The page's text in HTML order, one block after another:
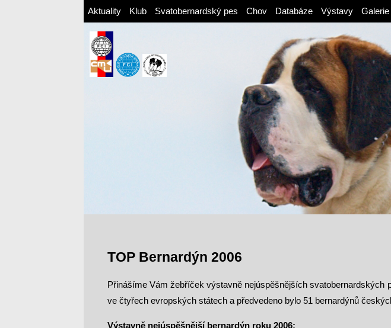
Aktuality Klub Svatobernardský pes Chov Databáze Výstavy Galerie
TOP Bernardýn 2006
Přinášíme Vám žebříček výstavně nejúspěšnějších
ve čtyřech evropských státech a předvedeno bylo 51 bernardýnů
Výstavně nejúspěšnější bernardýn roku 2006: